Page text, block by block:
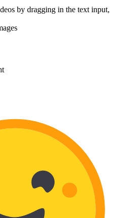
by dragging in the text input,